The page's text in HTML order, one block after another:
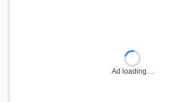
Ad loading…